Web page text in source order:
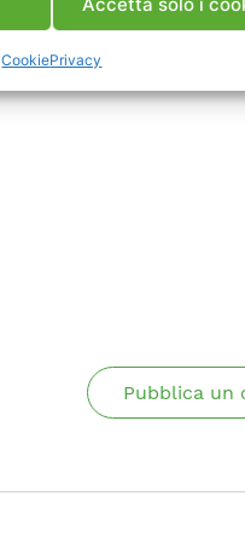
CookiePrivacy
Pubblica un